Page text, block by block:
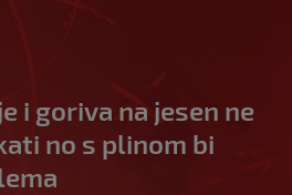
i goriva na jesen ne
no s plinom bi